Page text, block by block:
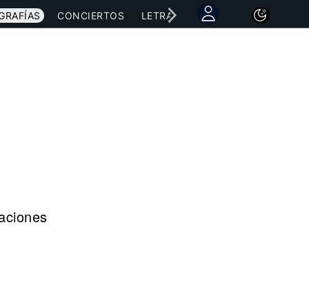
CONCIERTOS LETRAS NOTICIAS